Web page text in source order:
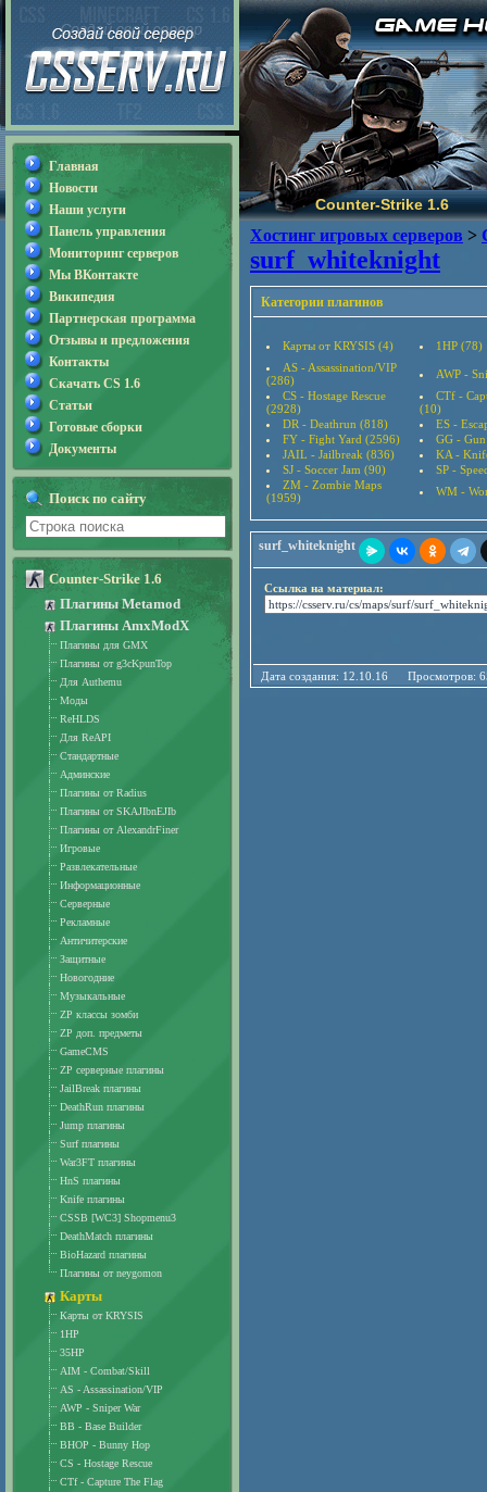
Counter-Strike 1.6
Хостинг игровых серверов >
surf_whiteknight
Категории плагинов
Карты от KRYSIS (4)
1HP (78)
AS - Assassination/VIP
(286)
AWP -
CS - Hostage Rescue
(2928)
CTf -
(10)
DR - Deathrun (818)
ES -
FY - Fight Yard (2596)
GG -
JAIL - Jailbreak (836)
KA -
SJ - Soccer Jam (90)
SP -
ZM - Zombie Maps
(1959)
WM -
surf_whiteknight
Ссылка на материал:
Дата создания: 12.10.16
Главная
Новости
Наши услуги
Панель управления
Мониторинг серверов
Мы ВКонтакте
Википедия
Партнерская программа
Отзывы и предложения
Контакты
Скачать CS 1.6
Статьи
Готовые сборки
Документы
Поиск по сайту
Counter-Strike 1.6
Плагины Metamod
Плагины AmxModX
Плагины для GMX
Плагины от g3cKpunTop
Для Authemu
Моды
ReHLDS
Для ReAPI
Стандартные
Админские
Плагины от Radius
Плагины от SKAJIbnEJIb
Плагины от AlexandrFiner
Игровые
Развлекательные
Информационные
Серверные
Рекламные
Античитерские
Защитные
Новогодние
Музыкальные
ZP классы зомби
ZP доп. предметы
GameCMS
ZP серверные плагины
JailBreak плагины
DeathRun плагины
Jump плагины
Surf плагины
War3FT плагины
HnS плагины
Knife плагины
CSSB [WC3] Shopmenu3
DeathMatch плагины
BioHazard плагины
Плагины от neygomon
Карты
Карты от KRYSIS
1HP
35HP
AIM - Combat/Skill
AS - Assassination/VIP
AWP - Sniper War
BB - Base Builder
BHOP - Bunny Hop
CS - Hostage Rescue
CTf - Capture The Flag